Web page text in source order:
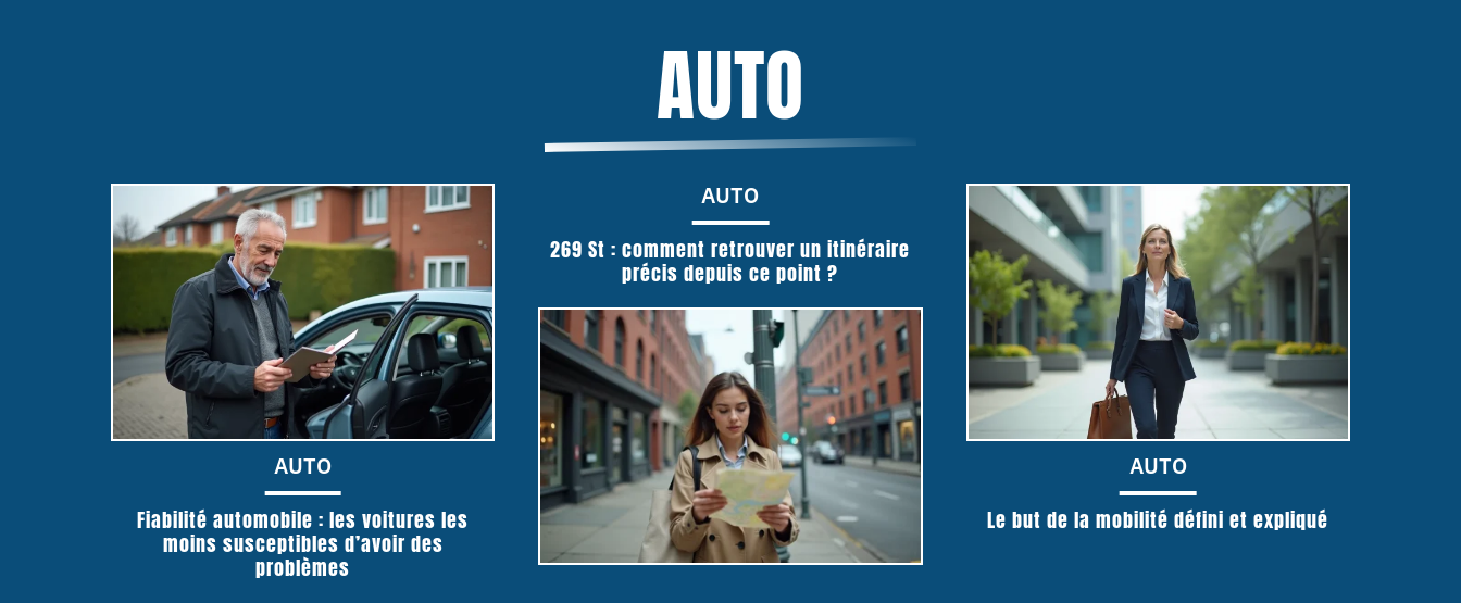
AUTO
AUTO
Fiabilité automobile : les voitures les
moins susceptibles d’avoir des
problèmes
AUTO
269 St : comment retrouver un itinéraire
précis depuis ce point ?
AUTO
Le but de la mobilité défini et expliqué